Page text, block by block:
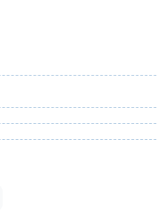
таблетки